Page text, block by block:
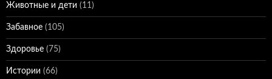
Животные и дети (11)
Забавное (105)
Здоровье (75)
Истории (66)